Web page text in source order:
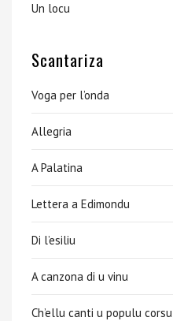
Un locu
Scantariza
Voga per l’onda
Allegria
A Palatina
Lettera a Edimondu
Di l’esiliu
A canzona di u vinu
Ch’ellu canti u populu corsu